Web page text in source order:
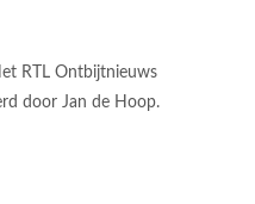
RTL Ontbijtnieuws
door Jan de Hoop.